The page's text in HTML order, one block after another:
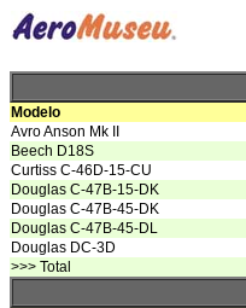
Modelo
Avro Anson Mk II
Beech D18S
Curtiss C-46D-15-CU
Douglas C-47B-15-DK
Douglas C-47B-45-DK
Douglas C-47B-45-DL
Douglas DC-3D
>>> Total